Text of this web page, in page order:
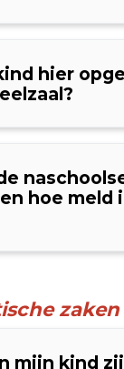
hier
hoe meld
zaken
mijn kind